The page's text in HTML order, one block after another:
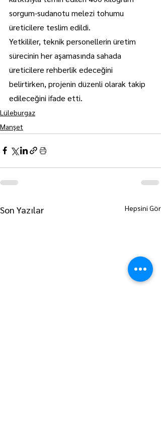
sorgum-sudanotu melezi tohumu
üreticilere teslim edildi.
Yetkililer, teknik personellerin üretim
sürecinin her aşamasında sahada
üreticilere rehberlik edeceğini
belirtirken, projenin düzenli olarak takip
edileceğini ifade etti.
Lüleburgaz
Manşet
Son Yazılar Hepsini Gör